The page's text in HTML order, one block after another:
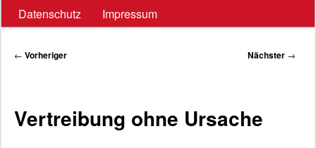
Datenschutz
Impressum
Beitragsnavigation
← Vorheriger Nächster →
Vertreibung ohne Ursache